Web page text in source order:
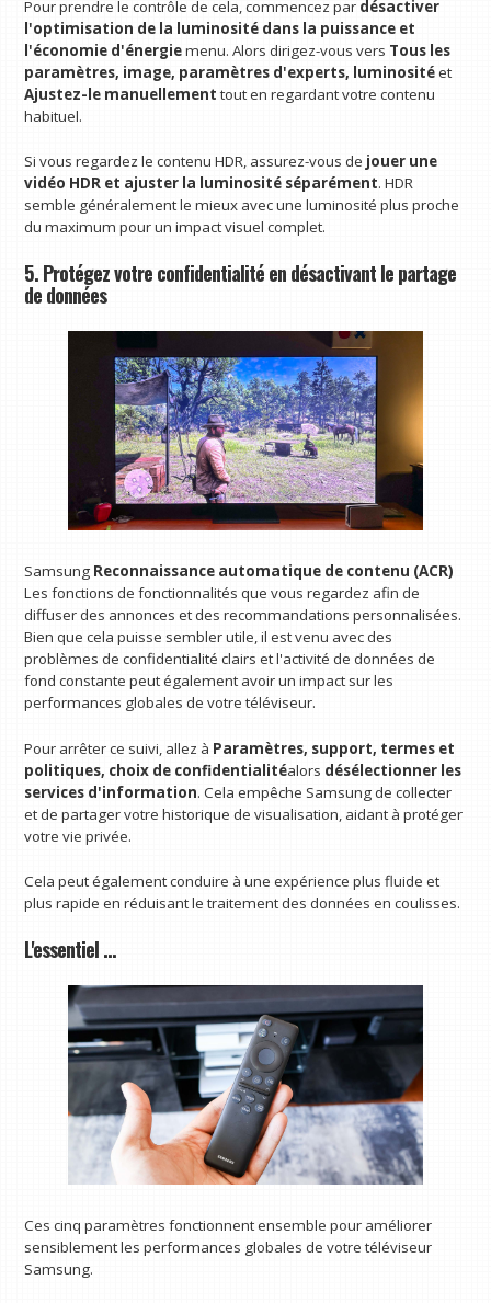
Pour prendre le contrôle de cela, commencez par désactiver
l'optimisation de la luminosité dans la puissance et
l'économie d'énergiemenu. Alors dirigez-vous vers Tous les
paramètres, image, paramètres d'experts, luminositéet
Ajustez-le manuellementtout en regardant votre contenu
habituel.
Si vous regardez le contenu HDR, assurez-vous de jouer une
vidéo HDR et ajuster la luminosité séparément. HDR
semble généralement le mieux avec une luminosité plus proche
du maximum pour un impact visuel complet.
5. Protégez votre confidentialité en désactivant le partage
de données
Samsung Reconnaissance automatique de contenu (ACR)
Les fonctions de fonctionnalités que vous regardez afin de
diffuser des annonces et des recommandations personnalisées.
Bien que cela puisse sembler utile, il est venu avec des
problèmes de confidentialité clairs et l'activité de données de
fond constante peut également avoir un impact sur les
performances globales de votre téléviseur.
Pour arrêter ce suivi, allez à Paramètres, support, termes et
politiques, choix de confidentialitéalors désélectionner les
services d'information. Cela empêche Samsung de collecter
et de partager votre historique de visualisation, aidant à protéger
votre vie privée.
Cela peut également conduire à une expérience plus fluide et
plus rapide en réduisant le traitement des données en coulisses.
L'essentiel …
Ces cinq paramètres fonctionnent ensemble pour améliorer
sensiblement les performances globales de votre téléviseur
Samsung.